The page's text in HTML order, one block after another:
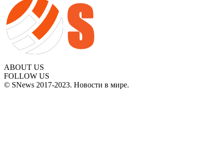
ABOUT US
FOLLOW US
© SNews 2017-2023. Новости в мире.